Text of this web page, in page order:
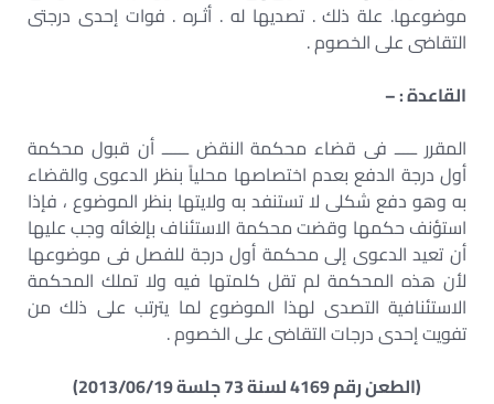
موضوعها. علة ذلك . تصديها له . أثـره . فوات إحدى درجتى
التقاضى على الخصوم .
القاعدة : –
المقرر ـــــ فى قضاء محكمة النقض ــــــ أن قبول محكمة
أول درجة الدفع بعدم اختصاصها محلياً بنظر الدعوى والقضاء
به وهو دفع شكلى لا تستنفد به ولايتها بنظر الموضوع ، فإذا
استؤنف حكمها وقضت محكمة الاستئناف بإلغائه وجب عليها
أن تعيد الدعوى إلى محكمة أول درجة للفصل فى موضوعها
لأن هذه المحكمة لم تقل كلمتها فيه ولا تملك المحكمة
الاستئنافية التصدى لهذا الموضوع لما يترتب على ذلك من
تفويت إحدى درجات التقاضى على الخصوم .
(الطعن رقم 4169 لسنة 73 جلسة 2013/06/19)